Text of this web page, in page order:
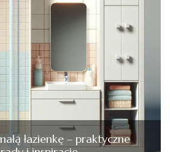
łazienkę – praktyczne